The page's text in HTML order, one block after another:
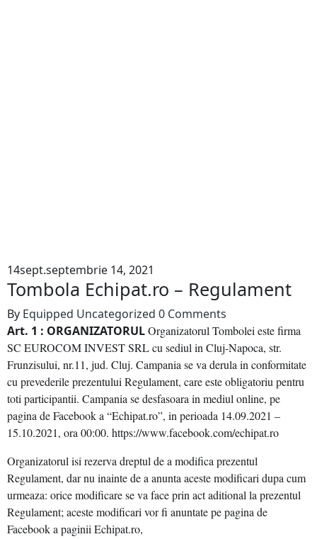
14sept.septembrie 14, 2021
Tombola Echipat.ro – Regulament
By Equipped Uncategorized 0 Comments
Art. 1 : ORGANIZATORULOrganizatorul Tombolei este firma
SC EUROCOM INVEST SRL cu sediul in Cluj-Napoca, str.
Frunzisului, nr.11, jud. Cluj. Campania se va derula in conformitate
cu prevederile prezentului Regulament, care este obligatoriu pentru
toti participantii. Campania se desfasoara in mediul online, pe
pagina de Facebook a “Echipat.ro”, in perioada 14.09.2021 –
15.10.2021, ora 00:00. https://www.facebook.com/echipat.ro
Organizatorul isi rezerva dreptul de a modifica prezentul
Regulament, dar nu inainte de a anunta aceste modificari dupa cum
urmeaza: orice modificare se va face prin act aditional la prezentul
Regulament; aceste modificari vor fi anuntate pe pagina de
Facebook a paginii Echipat.ro,